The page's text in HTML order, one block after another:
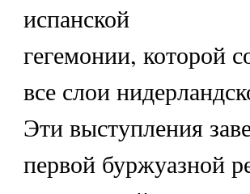
испанской
гегемонии, которой
все слои
Эти выступления
первой буржуазной